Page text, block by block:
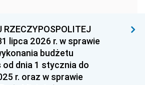
1938 1937
1930
RZECZYPOSPOLITEJ
lipca 2026 r. w sprawie
budżetu
dnia 1 stycznia do
r. oraz w sprawie